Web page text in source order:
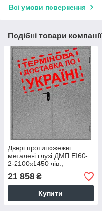
Всі умови повернення
Подібні товари компанії
Двері протипожежні
металеві глухі ДМП ЕІ60-
2-2100x1450 лів.,
ЄвроСтандарт
21 858 ₴
Купити